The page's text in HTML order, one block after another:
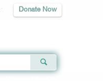
Donate Now